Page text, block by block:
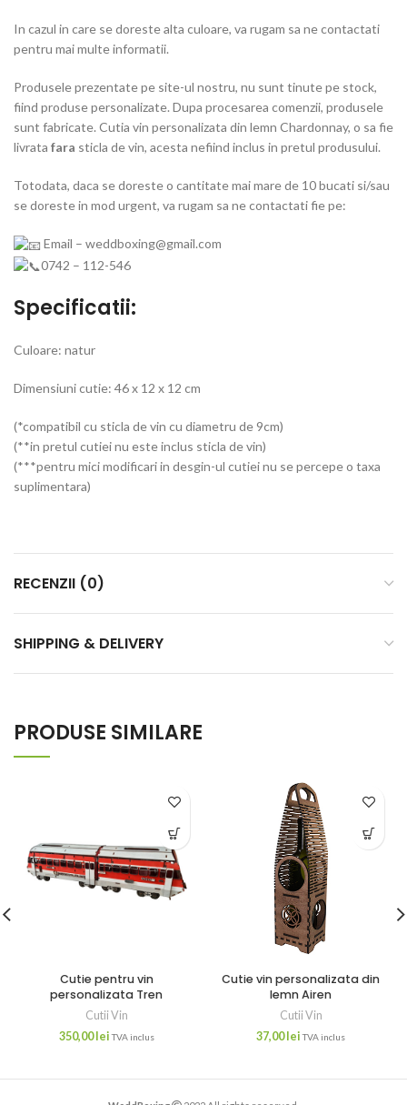
In cazul in care se doreste alta culoare, va rugam sa ne contactati
pentru mai multe informatii.
Produsele prezentate pe site-ul nostru, nu sunt tinute pe stock,
fiind produse personalizate. Dupa procesarea comenzii, produsele
sunt fabricate. Cutia vin personalizata din lemn Chardonnay, o sa fie
livrata fara sticla de vin, acesta nefiind inclus in pretul produsului.
Totodata, daca se doreste o cantitate mai mare de 10 bucati si/sau
se doreste in mod urgent, va rugam sa ne contactati fie pe:
Email – weddboxing@gmail.com
0742 – 112-546
Specificatii:
Culoare: natur
Dimensiuni cutie: 46 x 12 x 12 cm
(*compatibil cu sticla de vin cu diametru de 9cm)
(**in pretul cutiei nu este inclus sticla de vin)
(***pentru mici modificari in desgin-ul cutiei nu se percepe o taxa
suplimentara)
RECENZII (0)
SHIPPING & DELIVERY
PRODUSE SIMILARE
Cutie pentru vin
personalizata Tren
Cutii Vin
350,00 lei TVA inclus
Cutie vin personalizata din
lemn Airen
Cutii Vin
37,00 lei TVA inclus